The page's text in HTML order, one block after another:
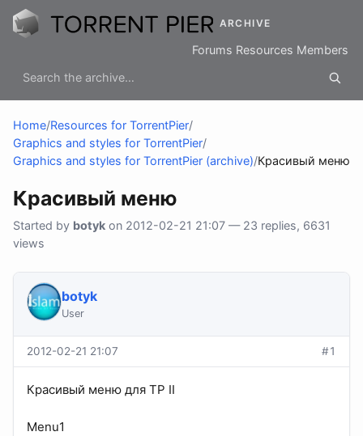
ARCHIVE
Forums Resources Members
Home/Resources for TorrentPier/
Graphics and styles for TorrentPier/
Graphics and styles for TorrentPier (archive)/Красивый меню
Красивый меню
Started by botyk on 2012-02-21 21:07 — 23 replies, 6631
views
botyk
User
2012-02-21 21:07 #1
Красивый меню для TP II
Menu1